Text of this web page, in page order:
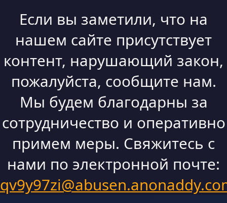
Если вы заметили, что на
нашем сайте присутствует
контент, нарушающий закон,
пожалуйста, сообщите нам.
Мы будем благодарны за
сотрудничество и оперативно
примем меры. Свяжитесь с
нами по электронной почте: